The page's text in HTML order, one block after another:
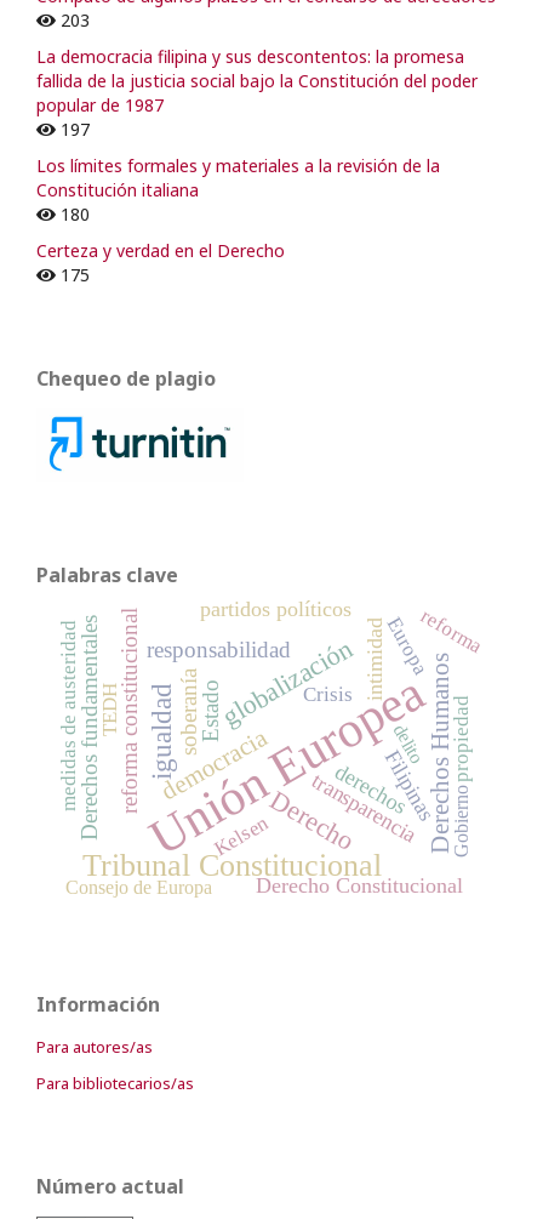
203
La democracia filipina y sus descontentos: la promesa
fallida de la justicia social bajo la Constitución del poder
popular de 1987
197
Los límites formales y materiales a la revisión de la
Constitución italiana
180
Certeza y verdad en el Derecho
175
Chequeo de plagio
Palabras clave
Unión Europea
Tribunal Constitucional
igualdad globalización
Derecho
democracia Derechos Humanos
Estado
reforma constitucional soberanía
responsabilidad
Derechos fundamentales transparencia
intimidad
Filipinas
derechos
Derecho Constitucional
partidos políticos
Crisis
medidas de austeridad reforma
TEDH
Europa
propiedad
Kelsen
Consejo de Europa
Gobierno
delito
Información
Para autores/as
Para bibliotecarios/as
Número actual